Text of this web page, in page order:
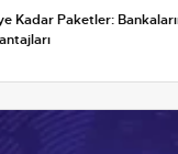
Kadar Paketler: